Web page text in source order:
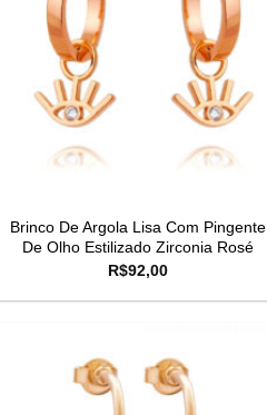
Brinco De Argola Lisa Com Pingente
De Olho Estilizado Zirconia Rosé
R$92,00